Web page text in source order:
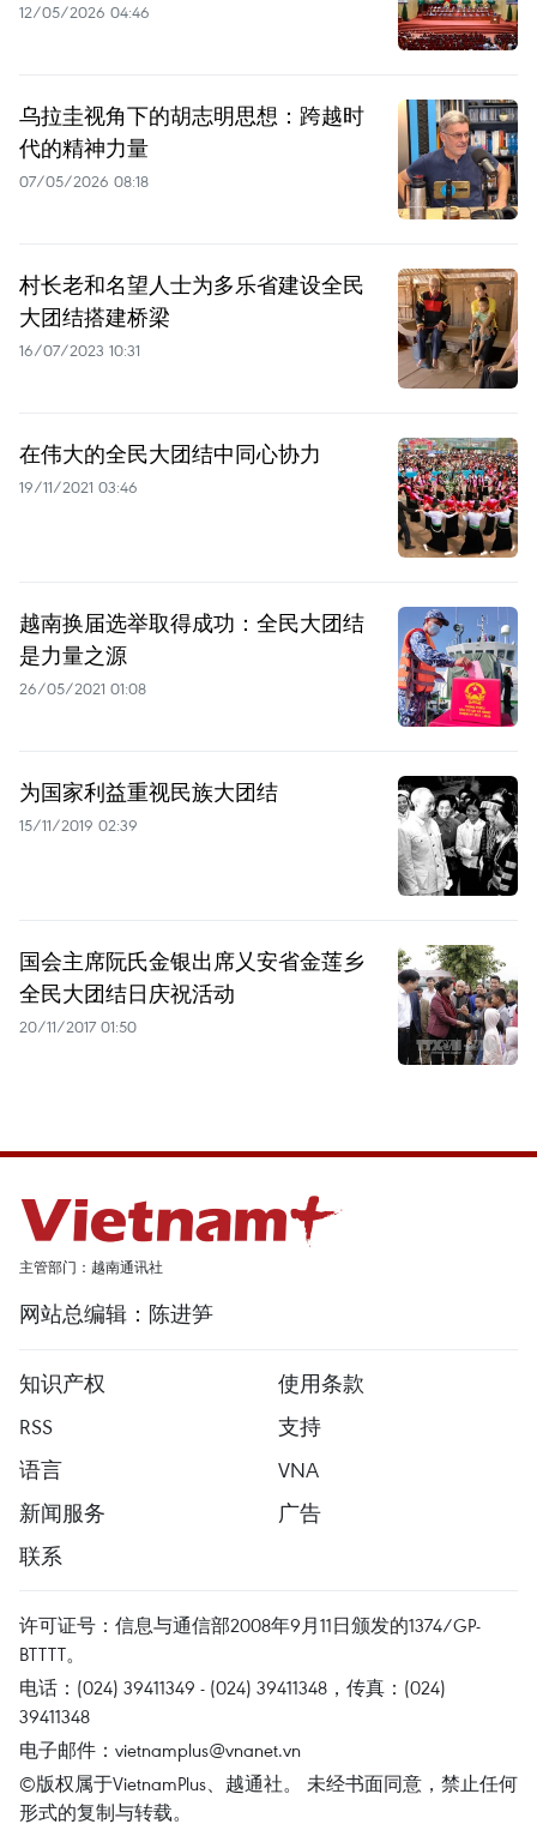
12/05/2026 04:46
乌拉圭视角下的胡志明思想：跨越时
代的精神力量
07/05/2026 08:18
村长老和名望人士为多乐省建设全民
大团结搭建桥梁
16/07/2023 10:31
在伟大的全民大团结中同心协力
19/11/2021 03:46
越南换届选举取得成功：全民大团结
是力量之源
26/05/2021 01:08
为国家利益重视民族大团结
15/11/2019 02:39
国会主席阮氏金银出席乂安省金莲乡
全民大团结日庆祝活动
20/11/2017 01:50
主管部门：越南通讯社
网站总编辑：陈进笋
知识产权
使用条款
RSS
支持
语言
VNA
新闻服务
广告
联系
许可证号：信息与通信部2008年9月11日颁发的1374/GP-
BTTTT。
电话：(024) 39411349 - (024) 39411348，传真：(024)
39411348
电子邮件： vietnamplus@vnanet.vn
©版权属于VietnamPlus、越通社。 未经书面同意，禁止任何
形式的复制与转载。